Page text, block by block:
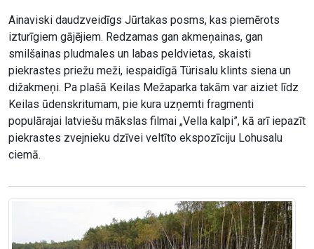
Ainaviski daudzveidīgs Jūrtakas posms, kas piemērots
izturīgiem gājējiem. Redzamas gan akmeņainas, gan
smilšainas pludmales un labas peldvietas, skaisti
piekrastes priežu meži, iespaidīgā Türisalu klints siena un
dižakmeņi. Pa plašā Keilas Mežaparka takām var aiziet līdz
Keilas ūdenskritumam, pie kura uzņemti fragmenti
populārajai latviešu mākslas filmai „Vella kalpi”, kā arī iepazīt
piekrastes zvejnieku dzīvei veltīto ekspozīciju Lohusalu
ciemā.